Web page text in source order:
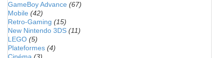
GameBoy Advance (67)
Mobile (42)
Retro-Gaming (15)
New Nintendo 3DS (11)
LEGO (5)
Plateformes (4)